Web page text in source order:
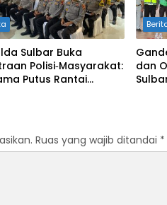
Sulbar Buka
Polisi‑Masyarakat:
Putus Rantai
dan
Ruas yang wajib ditandai *